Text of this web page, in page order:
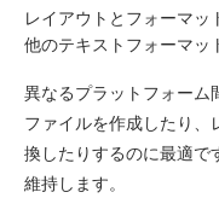
レイアウトとフォーマ
他のテキストフォーマッ
異なるプラットフォーム
ファイルを作成したり、
換したりするのに最適で
維持します。